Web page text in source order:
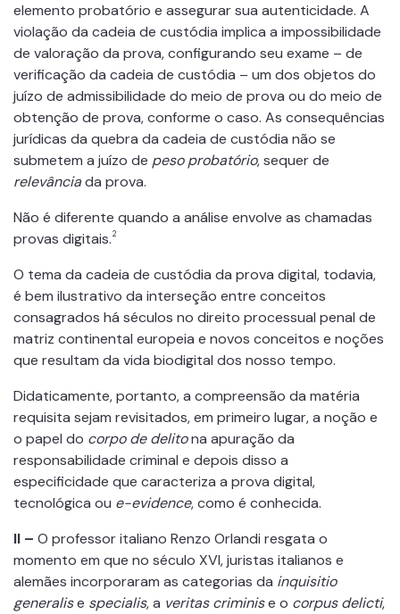
elemento probatório e assegurar sua autenticidade. A
violação da cadeia de custódia implica a impossibilidade
de valoração da prova, configurando seu exame – de
verificação da cadeia de custódia – um dos objetos do
juízo de admissibilidade do meio de prova ou do meio de
obtenção de prova, conforme o caso. As consequências
jurídicas da quebra da cadeia de custódia não se
submetem a juízo de peso probatório, sequer de
relevânciada prova.
Não é diferente quando a análise envolve as chamadas
provas digitais.2
O tema da cadeia de custódia da prova digital, todavia,
é bem ilustrativo da interseção entre conceitos
consagrados há séculos no direito processual penal de
matriz continental europeia e novos conceitos e noções
que resultam da vida biodigital dos nosso tempo.
Didaticamente, portanto, a compreensão da matéria
requisita sejam revisitados, em primeiro lugar, a noção e
o papel do corpo de delitona apuração da
responsabilidade criminal e depois disso a
especificidade que caracteriza a prova digital,
tecnológica ou e-evidence, como é conhecida.
II – O professor italiano Renzo Orlandi resgata o
momento em que no século XVI, juristas italianos e
alemães incorporaram as categorias da inquisitio
generalise specialis, a veritas criminise o corpus delicti,